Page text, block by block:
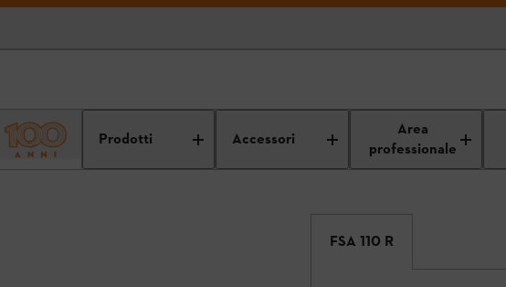
Prodotti Accessori
Area
professionale
FSA 110 R